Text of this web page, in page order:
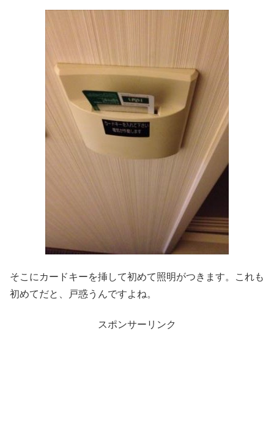
そこにカードキーを挿して初めて照明がつきます。これも
初めてだと、戸惑うんですよね。
スポンサーリンク